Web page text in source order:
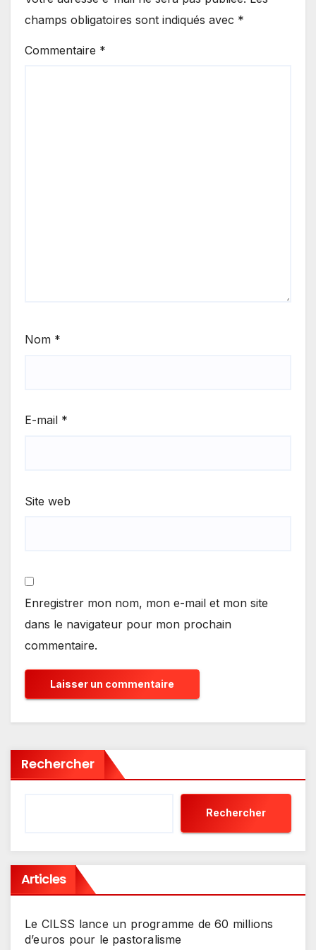
champs obligatoires sont indiqués avec *
Commentaire *
Nom *
E-mail *
Site web
Enregistrer mon nom, mon e-mail et mon site
dans le navigateur pour mon prochain
commentaire.
Rechercher
Rechercher
Articles
Le CILSS lance un programme de 60 millions
d’euros pour le pastoralisme